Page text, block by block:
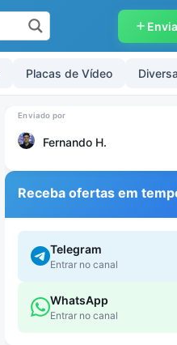
Placas de Vídeo
Fernando H.
Receba ofertas em
Telegram
Entrar no canal
WhatsApp
Entrar no canal